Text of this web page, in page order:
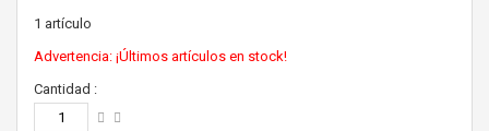
1 artículo
Advertencia: ¡Últimos artículos en stock!
Cantidad :